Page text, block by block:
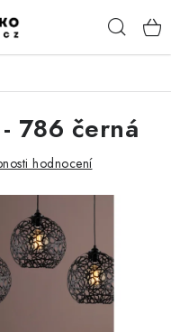
786 černá
hodnocení